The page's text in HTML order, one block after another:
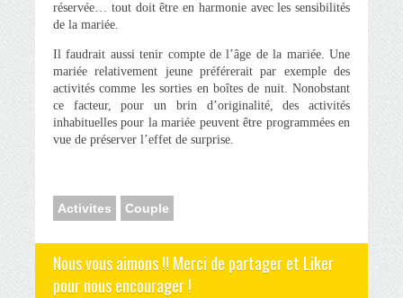
réservée… tout doit être en harmonie avec les sensibilités
de la mariée.
Il faudrait aussi tenir compte de l’âge de la mariée. Une
mariée relativement jeune préférerait par exemple des
activités comme les sorties en boîtes de nuit. Nonobstant
ce facteur, pour un brin d’originalité, des activités
inhabituelles pour la mariée peuvent être programmées en
vue de préserver l’effet de surprise.
Activites Couple
Nous vous aimons !! Merci de partager et Liker
pour nous encourager !